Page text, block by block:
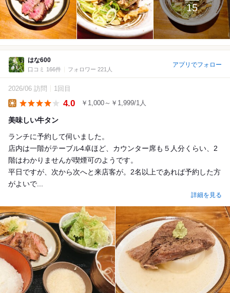
15
はな600
口コミ 166件 フォロワー 221人
アプリでフォロー
2026/06 訪問 1回目
4.0 ￥1,000～￥1,999/1人
美味しい牛タン
ランチに予約して伺いました。
店内は一階がテーブル4卓ほど、カウンター席も５人分くらい、2
階はわかりませんが喫煙可のようです。
平日ですが、次から次へと来店客が。2名以上であれば予約した方
がよいで...
詳細を見る